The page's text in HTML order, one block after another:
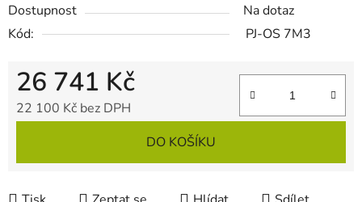
Dostupnost
Na dotaz
Kód:
PJ-OS 7M3
26 741 Kč
22 100 Kč bez DPH
DO KOŠÍKU